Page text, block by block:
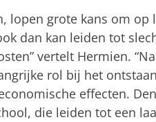
lopen grote kans om op
dan kan leiden tot
vertelt Hermien.
rol bij het
effecten.
die leiden tot een